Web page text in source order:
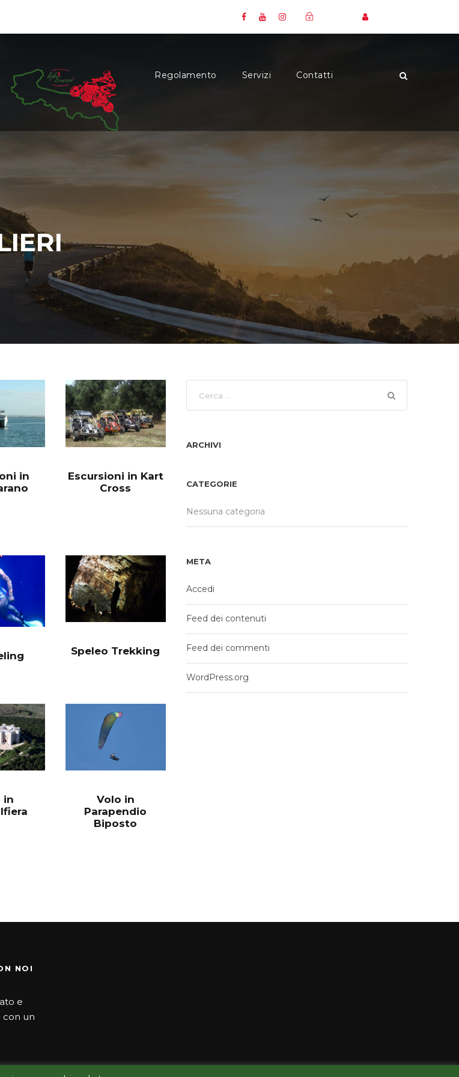
Regolamento Servizi Contatti
in
Escursioni in Kart
Cross
Speleo Trekking
in
Volo in
Parapendio
Biposto
ARCHIVI
CATEGORIE
Nessuna categoria
META
Accedi
Feed dei contenuti
Feed dei commenti
WordPress.org
NOI
e
con un